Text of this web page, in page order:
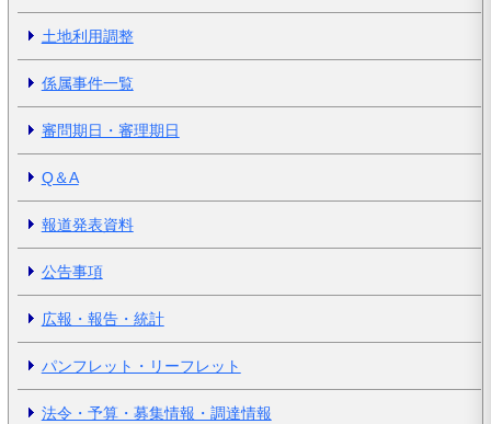
土地利用調整
係属事件一覧
審問期日・審理期日
Q＆A
報道発表資料
公告事項
広報・報告・統計
パンフレット・リーフレット
法令・予算・募集情報・調達情報